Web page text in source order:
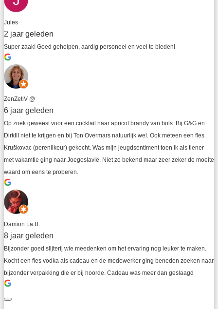
Jules
2 jaar geleden
Super zaak! Goed geholpen, aardig personeel en veel te bieden!
ZenZetiV @
6 jaar geleden
Op zoek geweest voor een cocktail naar apricot brandy van bols. Bij G&G en
DirkIII niet te krijgen en bij Ton Overmars natuurlijk wel. Ook meteen een fles
Kruškovac (perenlikeur) gekocht. Was mijn jeugdsentiment toen ik als tiener
met vakamtie ging naar Joegoslavië. Niet zo bekend maar zeer zeker de moeite
waard om eens te proberen.
Damiön La B.
8 jaar geleden
Bijzonder goed slijterij wie meedenken om het ervaring nog leuker te maken.
Kocht een fles vodka als cadeau en de medewerker ging beneden zoeken naar
bijzonder verpakking die er bij hoorde. Cadeau was meer dan geslaagd